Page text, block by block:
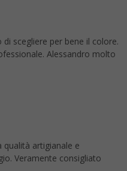
scegliere per bene il colore.
Alessandro molto
artigianale e
Veramente consigliato